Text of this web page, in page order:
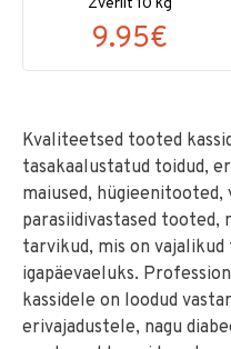
Zverlit 10 kg
9.95€
Kvaliteetsed tooted
tasakaalustatud toidud,
maiused,
parasiidivastased tooted,
tarvikud, mis on
igapäevaeluks.
kassidele on loodud
erivajadustele, nagu